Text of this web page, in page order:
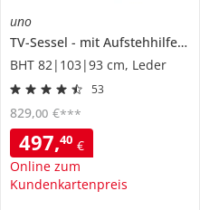
uno
TV-Sessel
mit Aufstehhilfe
BHT 82|103|93 cm, Leder
53
497,40 €
Online zum
Kundenkartenpreis
829,00 €***